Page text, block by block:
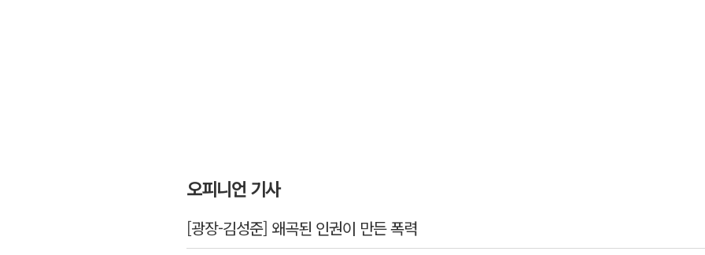
오피니언 기사
[광장-김성준] 왜곡된 인권이 만든 폭력